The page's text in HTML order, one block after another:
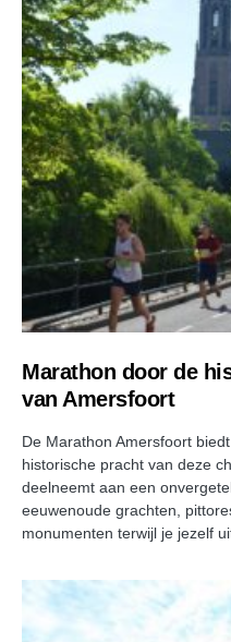
Marathon door de
van Amersfoort
De Marathon Amersfoort
historische pracht van deze
deelneemt aan een
eeuwenoude grachten,
monumenten terwijl je jezelf